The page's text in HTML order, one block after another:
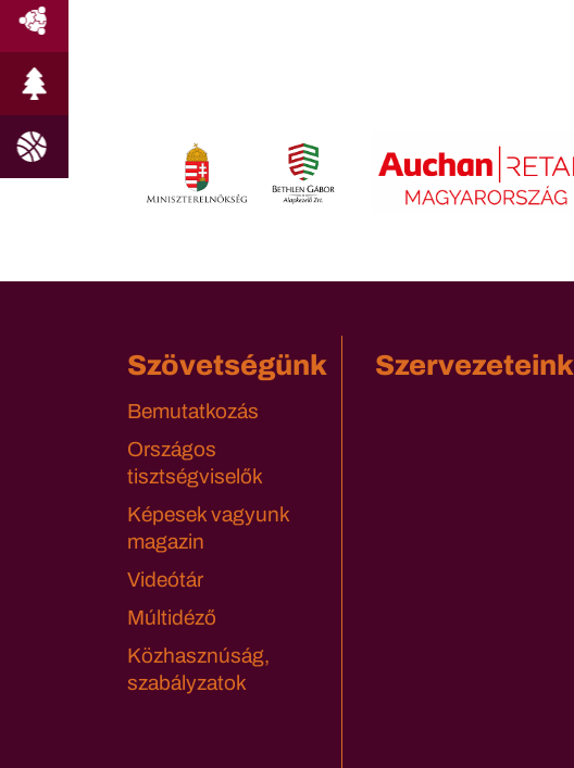
Szövetségünk
Bemutatkozás
Országos
tisztségviselők
Képesek vagyunk
magazin
Videótár
Múltidéző
Közhasznúság,
szabályzatok
Szervezeteink